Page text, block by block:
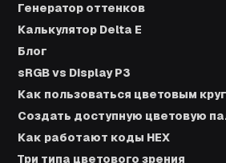
Генератор оттенков
Калькулятор Delta E
Блог
sRGB vs Display P3
Как пользоваться цветовым
Создать доступную цветовую
Как работают коды HEX
Три типа цветового зрения